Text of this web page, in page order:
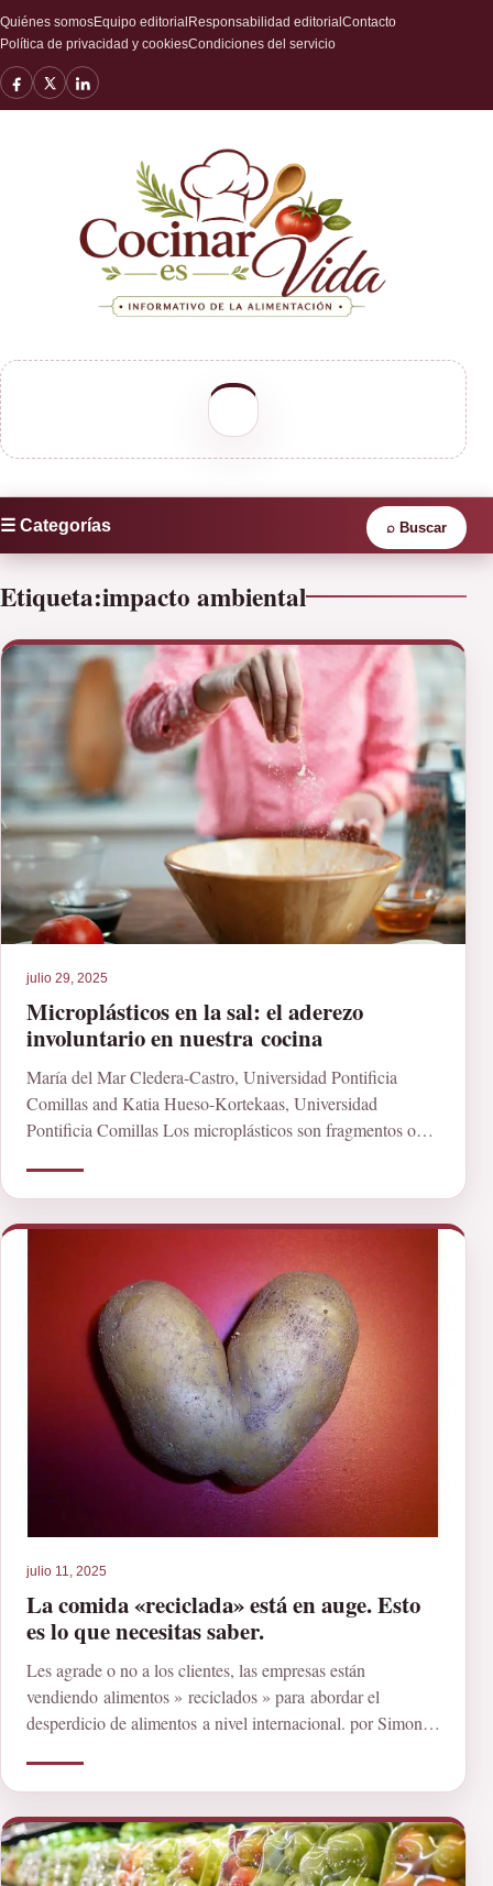
Quiénes somosEquipo editorial Responsabilidad editorial Contacto
Política de privacidad y cookiesCondiciones del servicio
☰ Categorías ⌕ Buscar
Etiqueta:impacto ambiental
julio 29, 2025
Microplásticos en la sal: el aderezo
involuntario en nuestra cocina
María del Mar Cledera-Castro, Universidad Pontificia
Comillas and Katia Hueso-Kortekaas, Universidad
Pontificia Comillas Los microplásticos son fragmentos o
julio 11, 2025
La comida «reciclada» está en auge. Esto
es lo que necesitas saber.
Les agrade o no a los clientes, las empresas están
vendiendo alimentos » reciclados » para abordar el
desperdicio de alimentos a nivel internacional. por Simona